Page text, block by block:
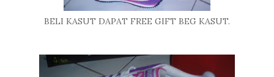
BELI KASUT DAPAT FREE GIFT BEG KASUT.